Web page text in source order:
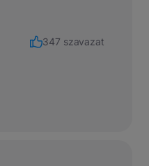
347 szavazat